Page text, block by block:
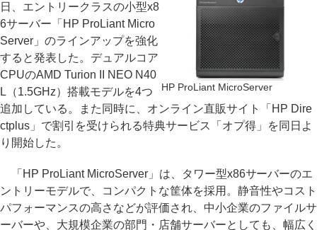
HP ProLiant MicroServer
日、エントリークラスの小型x8
6サーバー「HP ProLiant Micro
Server」のラインアップを強化
すると発表した。デュアルコア
CPUのAMD Turion II NEO N40
L（1.5GHz）搭載モデルを4つ
追加している。また同時に、オンライン直販サイト「HP Dire
ctplus」で割引を受けられる特典サービス「オプ得」を同日よ
り開始した。
「HP ProLiant MicroServer」は、タワー型x86サーバーのエ
ントリーモデルで、コンパクトな筐体を採用。静音性やコスト
パフォーマンスの高さなどが評価され、中小企業のファイルサ
ーバーや、大規模企業の部門・店舗サーバーとしても、幅広く